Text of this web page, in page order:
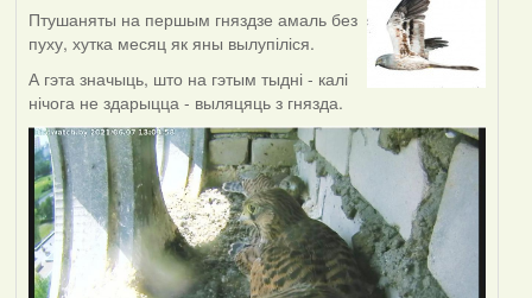
Птушаняты на першым гняздзе амаль без
пуху, хутка месяц як яны вылупіліся.
А гэта значыць, што на гэтым тыдні - калі
нічога не здарыцца - выляцяць з гнязда.